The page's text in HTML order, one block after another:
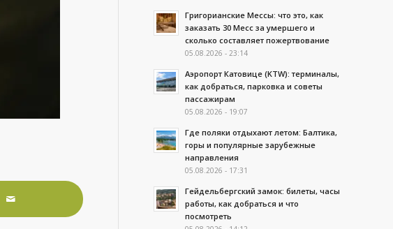
Григорианские Мессы: что это, как
заказать 30 Месс за умершего и
сколько составляет пожертвование
05.08.2026 - 23:14
Аэропорт Катовице (KTW): терминалы,
как добраться, парковка и советы
пассажирам
05.08.2026 - 19:07
Где поляки отдыхают летом: Балтика,
горы и популярные зарубежные
направления
05.08.2026 - 17:31
Гейдельбергский замок: билеты, часы
работы, как добраться и что
посмотреть